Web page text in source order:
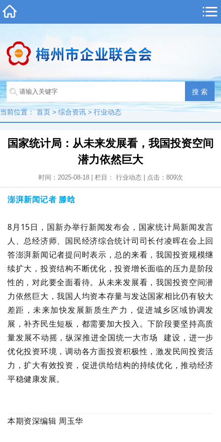
当前位置：首页>综合资讯>行业动态
国家统计局：从未来发展看，我国投资空间
潜力依然巨大
时间：2025-08-18 | 栏目： 行业动态| 点击： 809次
澎湃新闻记者 滕晗
8月15日，国新办举行新闻发布会，国家统计局新闻发言
人、总经济师、国民经济综合统计司司长付凌晖在会上回
答澎湃新闻记者提问时表示，总的来看，我国投资规模继
续扩大，投资结构不断优化，投资增长面临的压力是阶段
性的，对此要全面看待。从未来发展看，我国投资空间潜
力依然巨大，我国人均资本存量与发达国家相比仍有较大
差距，未来加快发展新质生产力，促进城乡区域协调发
展，补齐民生短板，都需要加大投入。下阶段要坚持高质
量发展不动摇，纵深推进全国统一大市场
建设，进一步
优化投资环境，调动各方面投资积极性，激发民间投资活
力，扩大有效投资，促进供给结构的持续优化，推动经济
平稳健康发展。
本期资深编辑 周玉华